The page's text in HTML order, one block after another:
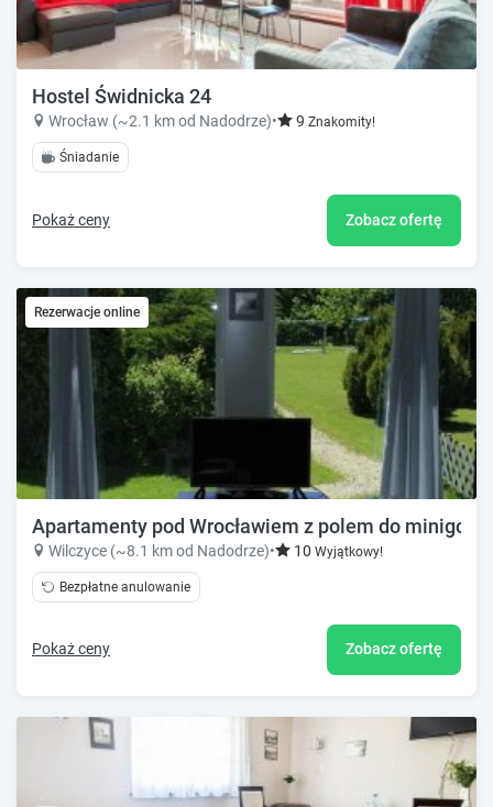
Hostel Świdnicka 24
Wrocław (~2.1 km od Nadodrze)• 9 Znakomity!
Śniadanie
Pokaż ceny Zobacz ofertę
Rezerwacje online
Apartamenty pod Wrocławiem z polem do
Wilczyce (~8.1 km od Nadodrze)• 10 Wyjątkowy!
Bezpłatne anulowanie
Pokaż ceny Zobacz ofertę